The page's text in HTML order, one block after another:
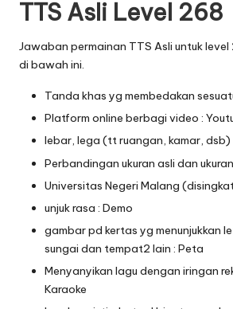
TTS Asli Level 268
Jawaban permainan TTS Asli untuk
di bawah ini.
Tanda khas yg membedakan
Platform online berbagi video :
lebar, lega (tt ruangan, kamar, dsb)
Perbandingan ukuran asli dan
Universitas Negeri Malang
unjuk rasa : Demo
gambar pd kertas yg menunjukkan
sungai dan tempat2 lain : Peta
Menyanyikan lagu dengan iringan
Karaoke